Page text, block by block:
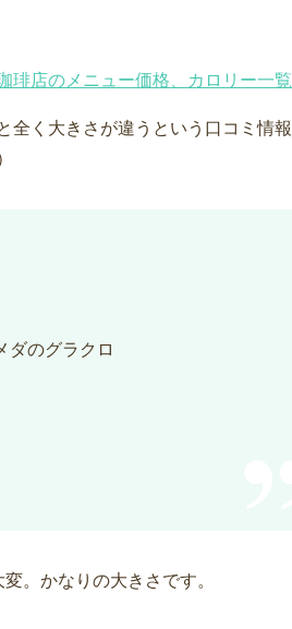
琲店のメニュー価格、カロリー一覧
全く大きさが違うという口コミ情報
ダのグラクロ
。かなりの大きさです。